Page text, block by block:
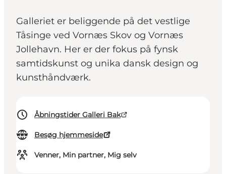
Galleriet er beliggende på det vestlige
Tåsinge ved Vornæs Skov og Vornæs
Jollehavn. Her er der fokus på fynsk
samtidskunst og unika dansk design og
kunsthåndværk.
Åbningstider Galleri Bak
Besøg hjemmeside
Venner, Min partner, Mig selv